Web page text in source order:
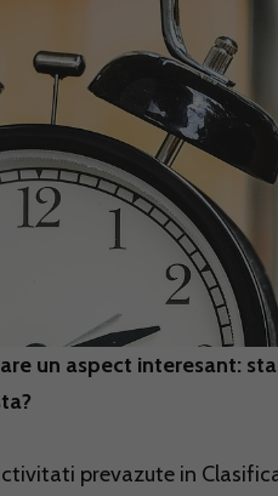
un aspect interesant:
prevazute in